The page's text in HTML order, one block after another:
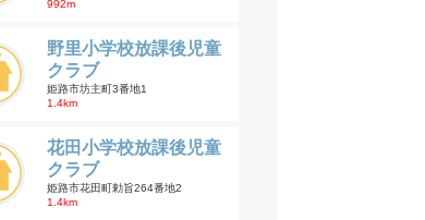
992m
野里小学校放課後児童
クラブ
姫路市坊主町3番地1
1.4km
花田小学校放課後児童
クラブ
姫路市花田町勅旨264番地2
1.4km